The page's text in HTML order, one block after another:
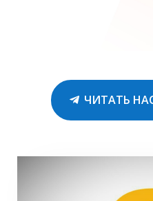
ЧИТАТЬ НАС